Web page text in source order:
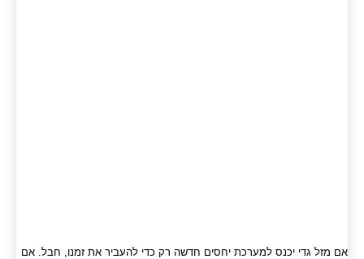
אם מזל גדי יכנס למערכת יחסים חדשה רק כדי להעביר את זמנו, חבל. אם